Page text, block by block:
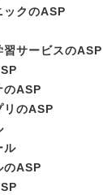
ックのASP
習サービスのASP
のASP
リのASP
ル
のASP